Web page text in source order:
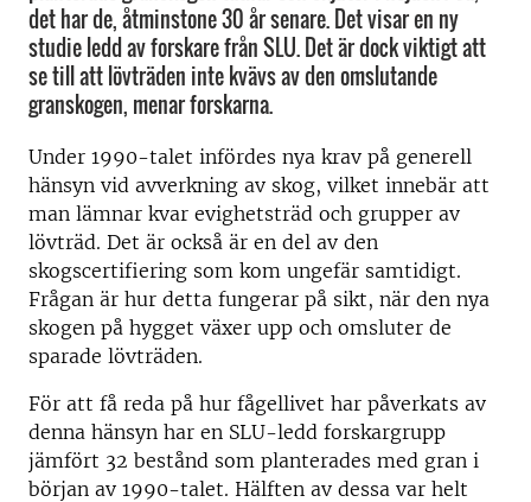
det har de, åtminstone 30 år senare. Det visar en ny
studie ledd av forskare från SLU. Det är dock viktigt att
se till att lövträden inte kvävs av den omslutande
granskogen, menar forskarna.
Under 1990-talet infördes nya krav på generell
hänsyn vid avverkning av skog, vilket innebär att
man lämnar kvar evighetsträd och grupper av
lövträd. Det är också är en del av den
skogscertifiering som kom ungefär samtidigt.
Frågan är hur detta fungerar på sikt, när den nya
skogen på hygget växer upp och omsluter de
sparade lövträden.
För att få reda på hur fågellivet har påverkats av
denna hänsyn har en SLU-ledd forskargrupp
jämfört 32 bestånd som planterades med gran i
början av 1990-talet. Hälften av dessa var helt